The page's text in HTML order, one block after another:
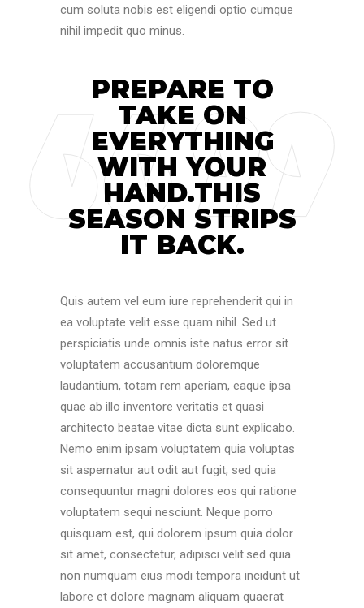
cum soluta nobis est eligendi optio cumque
nihil impedit quo minus.
PREPARE TO
TAKE ON
EVERYTHING
WITH YOUR
HAND.THIS
SEASON STRIPS
IT BACK.
Quis autem vel eum iure reprehenderit qui in
ea voluptate velit esse quam nihil. Sed ut
perspiciatis unde omnis iste natus error sit
voluptatem accusantium doloremque
laudantium, totam rem aperiam, eaque ipsa
quae ab illo inventore veritatis et quasi
architecto beatae vitae dicta sunt explicabo.
Nemo enim ipsam voluptatem quia voluptas
sit aspernatur aut odit aut fugit, sed quia
consequuntur magni dolores eos qui ratione
voluptatem sequi nesciunt. Neque porro
quisquam est, qui dolorem ipsum quia dolor
sit amet, consectetur, adipisci velit.sed quia
non numquam eius modi tempora incidunt ut
labore et dolore magnam aliquam quaerat